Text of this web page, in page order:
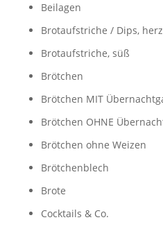
Beilagen
Brotaufstriche / Dips,
Brotaufstriche, süß
Brötchen
Brötchen MIT
Brötchen OHNE
Brötchen ohne Weizen
Brötchenblech
Brote
Cocktails & Co.